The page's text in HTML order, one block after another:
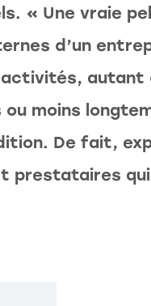
« Une vraie
d’un
moins
De fait,
prestataires